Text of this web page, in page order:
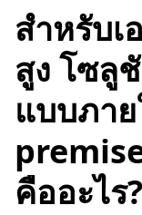
สำหรับ
สูง โซลู
แบบภา
คืออะไร?